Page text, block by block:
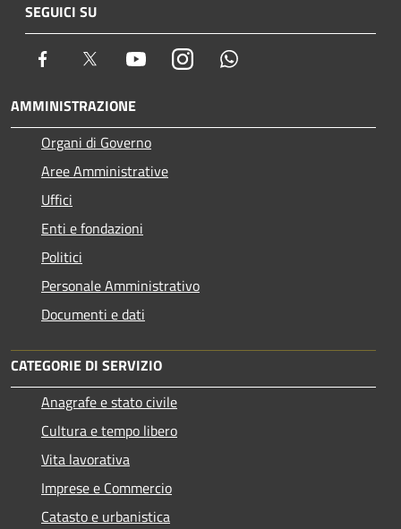
SEGUICI SU
Facebook Twitter YoutubeInstagram
AMMINISTRAZIONE
Organi di Governo
Aree Amministrative
Uffici
Enti e fondazioni
Politici
Personale Amministrativo
Documenti e dati
CATEGORIE DI SERVIZIO
Anagrafe e stato civile
Cultura e tempo libero
Vita lavorativa
Imprese e Commercio
Catasto e urbanistica